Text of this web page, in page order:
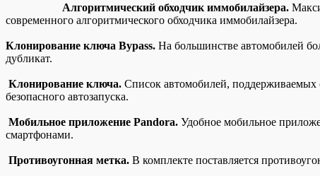
Алгоритмический обходчик иммобилайзера.
современного алгоритмического обходчика иммобилайзера.
Клонирование ключа Bypass. На большинстве автомобилей
дубликат.
Клонирование ключа. Список автомобилей, поддерживаемых
безопасного автозапуска.
Мобильное приложение Pandora. Удобное мобильное
смартфонами.
Противоугонная метка. В комплекте поставляется